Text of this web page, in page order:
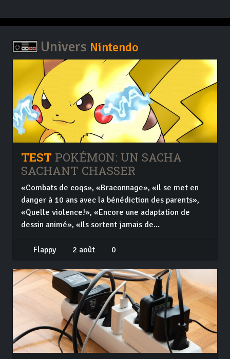
Univers Nintendo
TEST POKÉMON: UN SACHA
SACHANT CHASSER
«Combats de coqs», «Braconnage», «Il se met en
danger à 10 ans avec la bénédiction des parents»,
«Quelle violence!», «Encore une adaptation de
dessin animé», «Ils sortent jamais de...
Flappy 2 août 0